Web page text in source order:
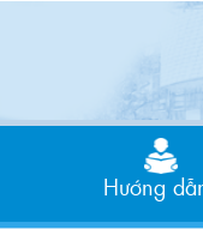
Hướng